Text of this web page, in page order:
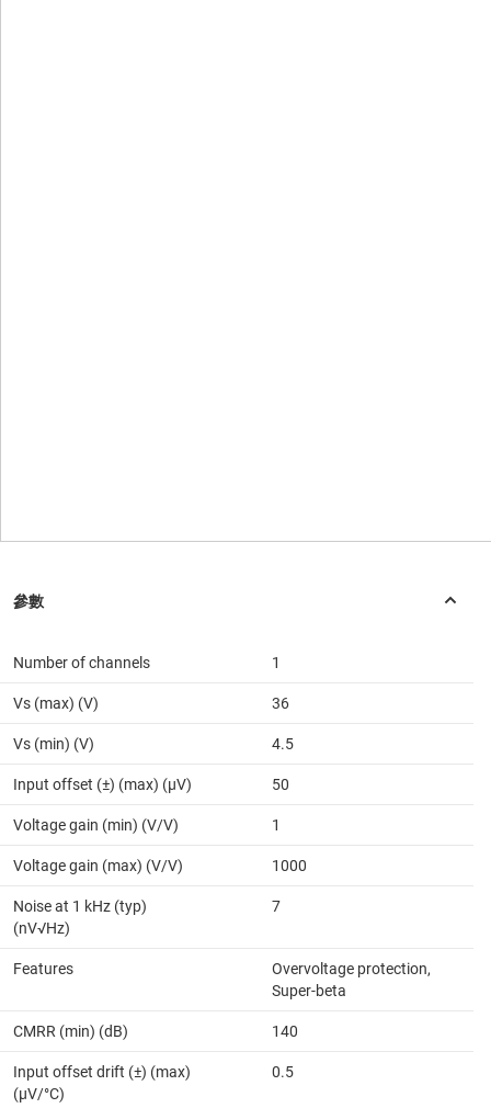
Number of channels 1
Vs (max) (V) 36
Vs (min) (V) 4.5
Input offset (±) (max) (µV) 50
Voltage gain (min) (V/V) 1
Voltage gain (max) (V/V) 1000
Noise at 1 kHz (typ)
(nV√Hz)
7
Features
Overvoltage protection,
Super-beta
CMRR (min) (dB) 140
Input offset drift (±) (max)
(µV/°C)
0.5